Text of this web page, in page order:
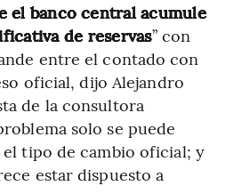
el banco central acumule
de reservas” con
entre el contado con
oficial, dijo Alejandro
de la consultora
solo se puede
tipo de cambio oficial; y
estar dispuesto a